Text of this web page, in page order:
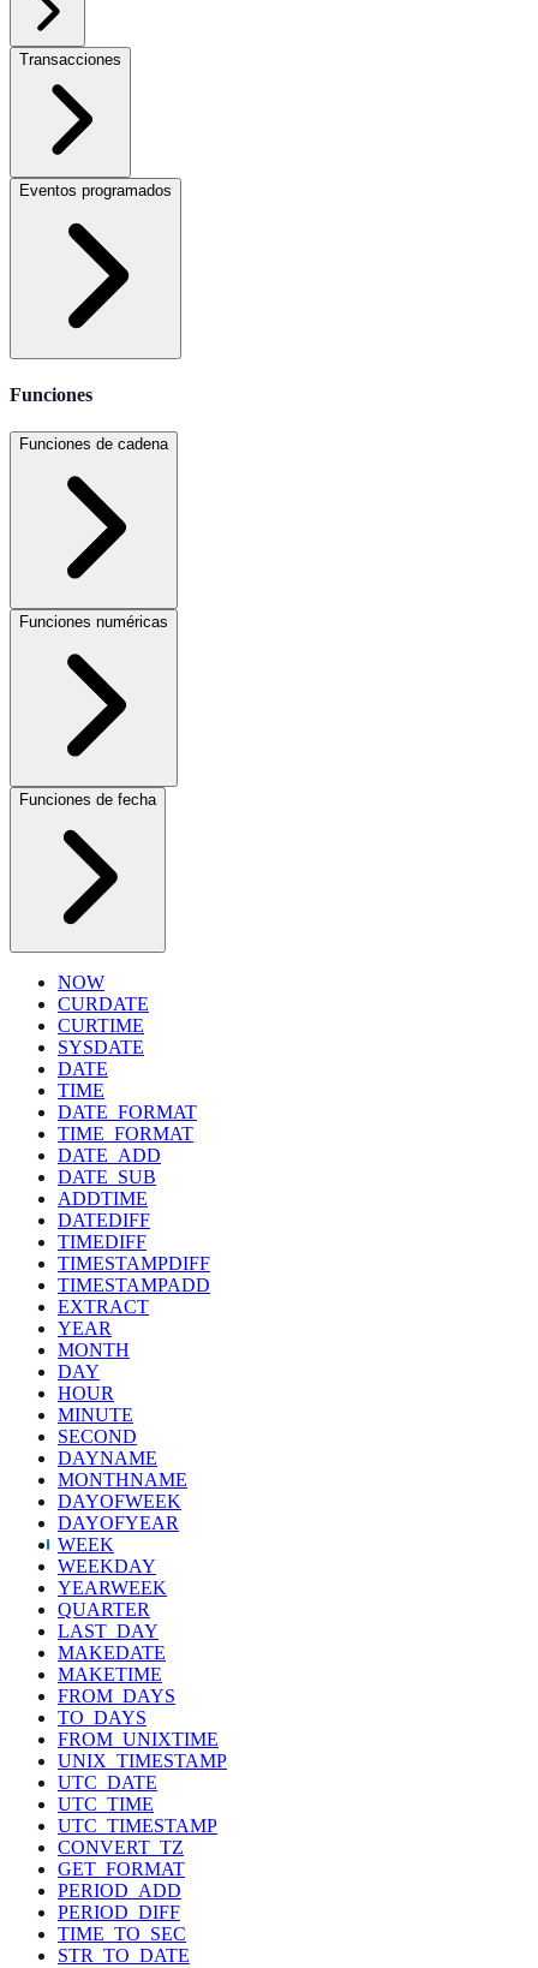
Transacciones
Eventos programados
Funciones
Funciones de cadena
Funciones numéricas
Funciones de fecha
NOW
CURDATE
CURTIME
SYSDATE
DATE
TIME
DATE_FORMAT
TIME_FORMAT
DATE_ADD
DATE_SUB
ADDTIME
DATEDIFF
TIMEDIFF
TIMESTAMPDIFF
TIMESTAMPADD
EXTRACT
YEAR
MONTH
DAY
HOUR
MINUTE
SECOND
DAYNAME
MONTHNAME
DAYOFWEEK
DAYOFYEAR
WEEK
WEEKDAY
YEARWEEK
QUARTER
LAST_DAY
MAKEDATE
MAKETIME
FROM_DAYS
TO_DAYS
FROM_UNIXTIME
UNIX_TIMESTAMP
UTC_DATE
UTC_TIME
UTC_TIMESTAMP
CONVERT_TZ
GET_FORMAT
PERIOD_ADD
PERIOD_DIFF
TIME_TO_SEC
STR_TO_DATE